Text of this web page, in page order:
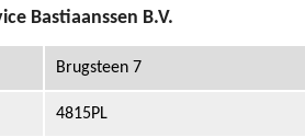
Bastiaanssen B.V.
Brugsteen 7
4815PL